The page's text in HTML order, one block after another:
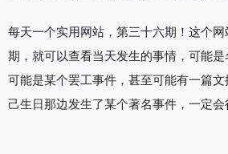
每天一个实用网站，第三十六期！这个
期，就可以查看当天发生的事情，可能
可能是某个罢工事件，甚至可能有一篇
己生日那边发生了某个著名事件，一定会